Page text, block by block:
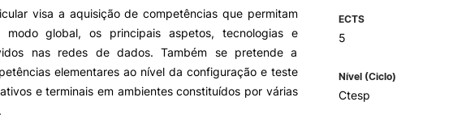
Aplicada
Apoios Sociais Diretos
Saúde & Bem-Estar
Observatório
Projetos
Geral
Pesquisa
visa a aquisição de competências que permitam
modo global, os principais aspetos, tecnologias e
nas redes de dados. Também se pretende a
elementares ao nível da configuração e teste
e terminais em ambientes constituídos por várias
ECTS
5
Nível (Ciclo)
Ctesp